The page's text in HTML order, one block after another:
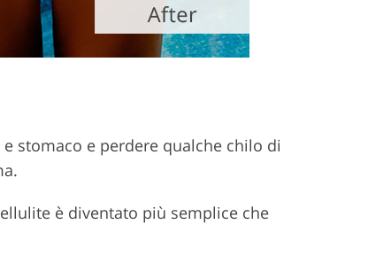
stomaco e perdere qualche chilo di
è diventato più semplice che